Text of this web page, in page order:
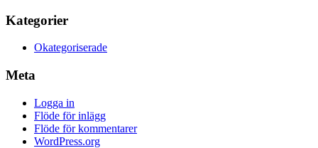
Kategorier
Okategoriserade
Meta
Logga in
Flöde för inlägg
Flöde för kommentarer
WordPress.org